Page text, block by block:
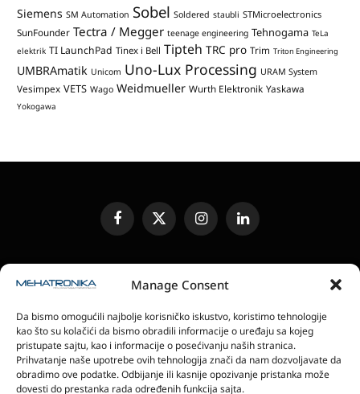
Manage Consent
Da bismo omogućili najbolje korisničko iskustvo, koristimo tehnologije
kao što su kolačići da bismo obradili informacije o uređaju sa kojeg
pristupate sajtu, kao i informacije o posećivanju naših stranica.
Prihvatanje naše upotrebe ovih tehnologija znači da nam dozvoljavate da
obradimo ove podatke. Odbijanje ili kasnije opozivanje pristanka može
dovesti do prestanka rada određenih funkcija sajta.
Siemens SM Automation Sobel Soldered staubli STMicroelectronics
SunFounder Tectra / Megger teenage engineering Tehnogama TeLa
elektrik TI LaunchPad Tinex i Bell Tipteh TRC pro Trim Triton Engineering
UMBRAmatik Unicom Uno-Lux Processing URAM System
Vesimpex VETS Wago Weidmueller Wurth Elektronik Yaskawa
Yokogawa
FacebookX
(Twitter)
InstagramLinkedIn
SLANJE JEDINICA ZA RECENZIJU
ELEKTRONSKA IZDANJA
POLITIKA PRIVATNOSTI
POLITIKA KOLAČIĆA
magazin Mehatronika - Agencija “Gomo Design”